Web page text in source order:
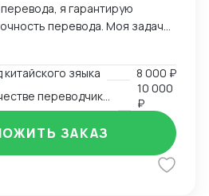
я гарантирую
перевода. Моя задача
качественный перевод с
и наоборот, чтобы установить
между клиентами.
зяыка
8 000 ₽
10 000
₽
ЗАКАЗ